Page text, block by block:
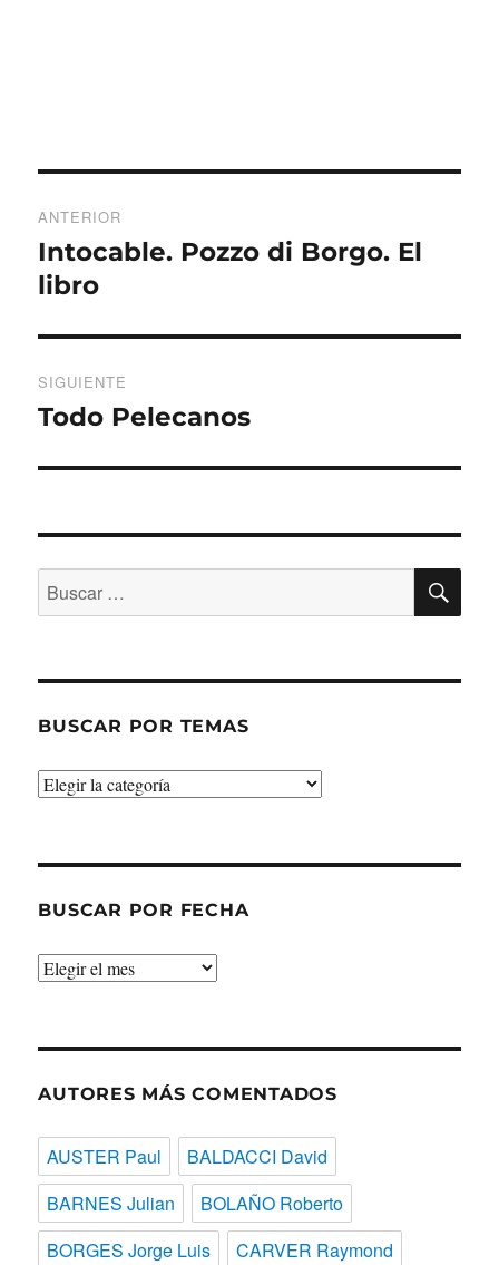
de
entradas
ANTERIOR
Entrada
anterior:
Intocable. Pozzo di Borgo. El
libro
SIGUIENTE
Entrada
Todo Pelecanos
Buscar
por:
BUSCAR POR TEMAS
Buscar
BUSCAR POR FECHA
Buscar
AUTORES MÁS COMENTADOS
AUSTER Paul
BALDACCI David
BARNES Julian
BOLAÑO Roberto
BORGES Jorge Luis
CARVER Raymond